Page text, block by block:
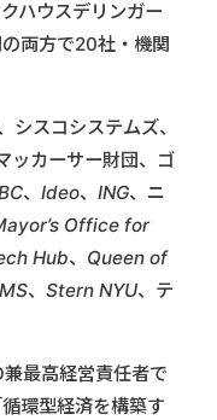
ハウスデリンガー
両方で20社・機関
スコシステムズ、
カーサー財団、ゴ
、Ideo、ING、ニ
Office for
Hub、Queen of
、Stern NYU、テ
最高経営責任者で
環型経済を構築す